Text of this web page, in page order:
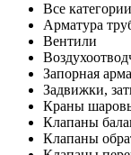
Все категории
Арматура
Вентили
Запорная
Задвижки,
Краны
Клапаны
Клапаны